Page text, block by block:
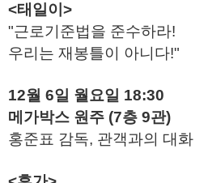
<태일이>
"근로기준법을 준수하라!
우리는 재봉틀이 아니다!"
12월 6일 월요일 18:30
메가박스 원주 (7층 9관)
홍준표 감독, 관객과의 대화